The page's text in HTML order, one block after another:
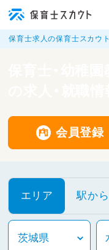
保育士求人の保育士スカウト
会員登録
エリア 駅から